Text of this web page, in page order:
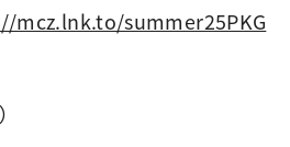
mcz.lnk.to/summer25PKG